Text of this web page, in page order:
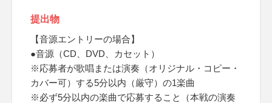
提出物
【音源エントリーの場合】
●音源（CD、DVD、カセット）
※応募者が歌唱または演奏（オリジナル・コピー・
カバー可）する5分以内（厳守）の1楽曲
※必ず5分以内の楽曲で応募すること（本戦の演奏